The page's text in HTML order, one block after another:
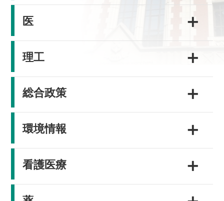
医 ＋
理工 ＋
総合政策 ＋
環境情報 ＋
看護医療 ＋